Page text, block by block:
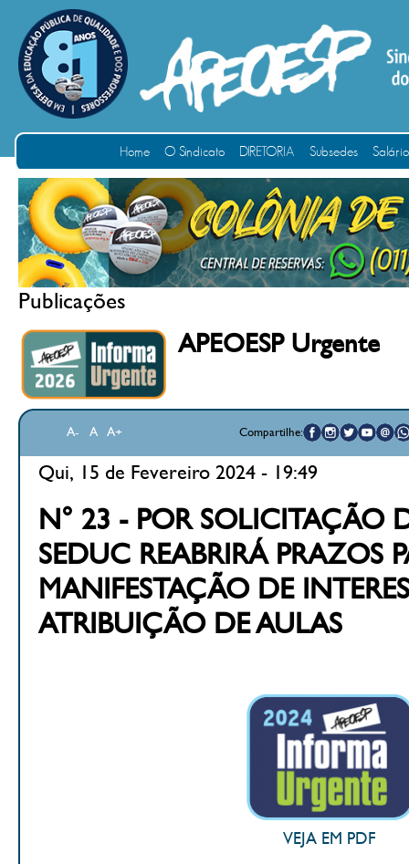
Home O Sindicato DIRETORIA Subsedes
Publicações
APEOESP Urgente
A- A A+ Compartilhe:
Qui, 15 de Fevereiro 2024 - 19:49
N° 23 - POR SOLICITAÇÃO
SEDUC REABRIRÁ PRAZOS
MANIFESTAÇÃO DE
ATRIBUIÇÃO DE AULAS
VEJA EM PDF